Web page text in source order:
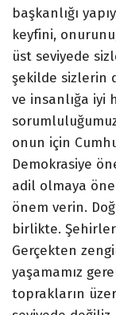
başkanlığı
keyfini,
üst seviyede
şekilde sizlerin
ve insanlığa iyi
onun için
Demokrasiye
adil olmaya
önem verin.
birlikte.
Gerçekten
yaşamamız
toprakların